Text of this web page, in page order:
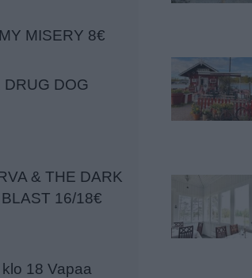
MISERY 8€
DRUG DOG
& THE DARK
16/18€
18 Vapaa